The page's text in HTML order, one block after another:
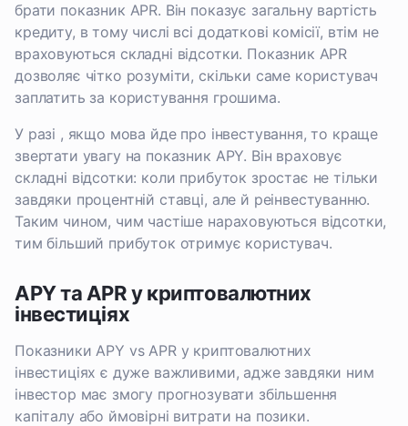
брати показник APR. Він показує загальну вартість
кредиту, в тому числі всі додаткові комісії, втім не
враховуються складні відсотки. Показник APR
дозволяє чітко розуміти, скільки саме користувач
заплатить за користування грошима.
У разі , якщо мова йде про інвестування, то краще
звертати увагу на показник APY. Він враховує
складні відсотки: коли прибуток зростає не тільки
завдяки процентній ставці, але й реінвестуванню.
Таким чином, чим частіше нараховуються відсотки,
тим більший прибуток отримує користувач.
APY та APR у криптовалютних
інвестиціях
Показники APY vs APR у криптовалютних
інвестиціях є дуже важливими, адже завдяки ним
інвестор має змогу прогнозувати збільшення
капіталу або ймовірні витрати на позики.